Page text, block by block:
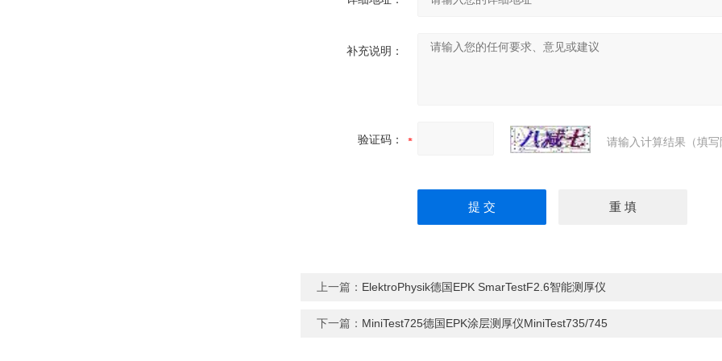
补充说明：
验证码： 请输入计算结果（填
上一篇： ElektroPhysik德国EPK SmarTestF2.6智能测厚仪
下一篇： MiniTest725德国EPK涂层测厚仪MiniTest735/745